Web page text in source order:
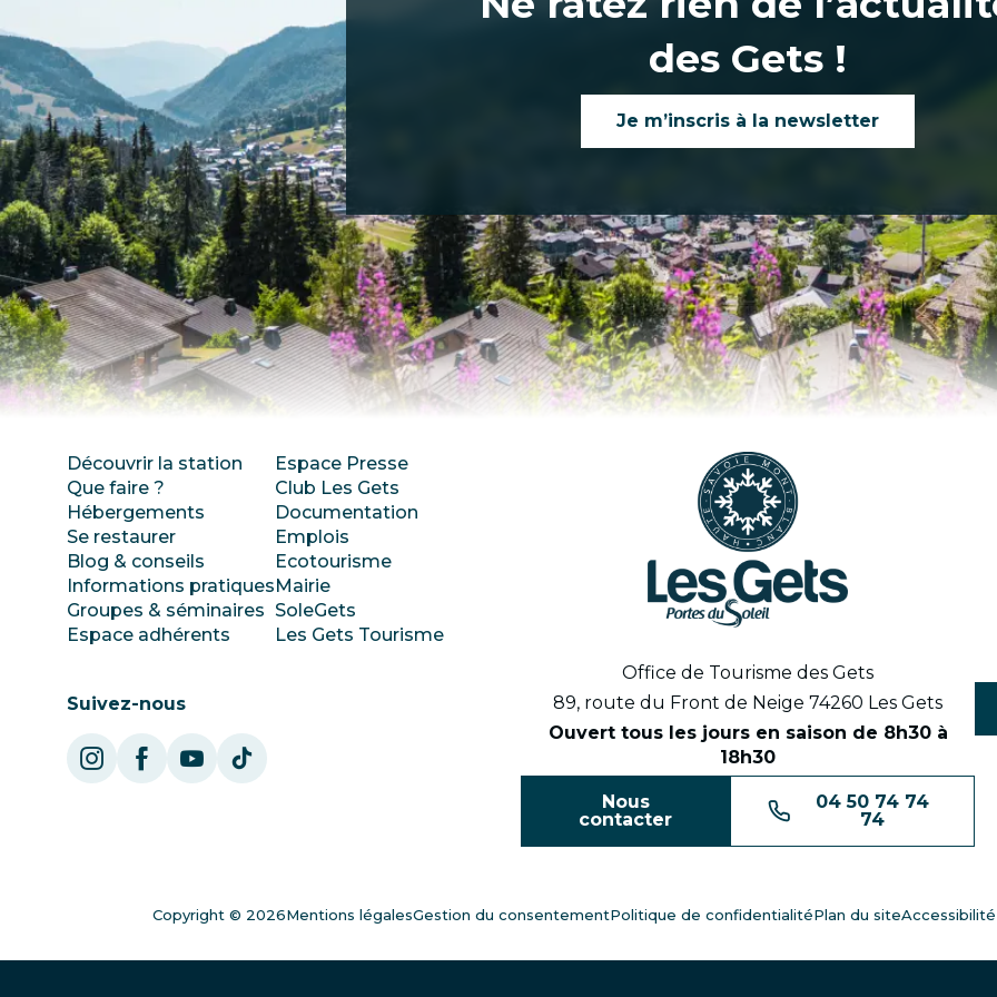
des Gets !
Je m’inscris à la newsletter
Découvrir la station
Que faire ?
Hébergements
Se restaurer
Blog & conseils
Informations pratiques
Groupes & séminaires
Espace adhérents
Espace Presse
Club Les Gets
Documentation
Emplois
Ecotourisme
Mairie
SoleGets
Les Gets Tourisme
Suivez-nous
Office de Tourisme des Gets
89, route du Front de Neige 74260 Les Gets
Ouvert tous les jours en saison de 8h30 à
18h30
Nous
contacter
04 50 74 74
74
Copyright © 2026Mentions légalesGestion du consentementPolitique de confidentialitéPlan du site